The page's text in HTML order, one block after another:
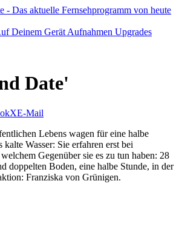
Deinem Gerät Aufnahmen Upgrades
Date'
XE-Mail
Lebens wagen für eine halbe
kalte Wasser: Sie erfahren erst bei
Gegenüber sie es zu tun haben: 28
doppelten Boden, eine halbe Stunde, in der
Franziska von Grünigen.